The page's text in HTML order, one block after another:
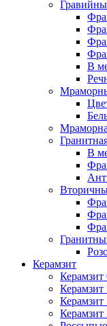
В
В
Керамзит
Керамзит
Керамзит
Керамзит
Керамзит